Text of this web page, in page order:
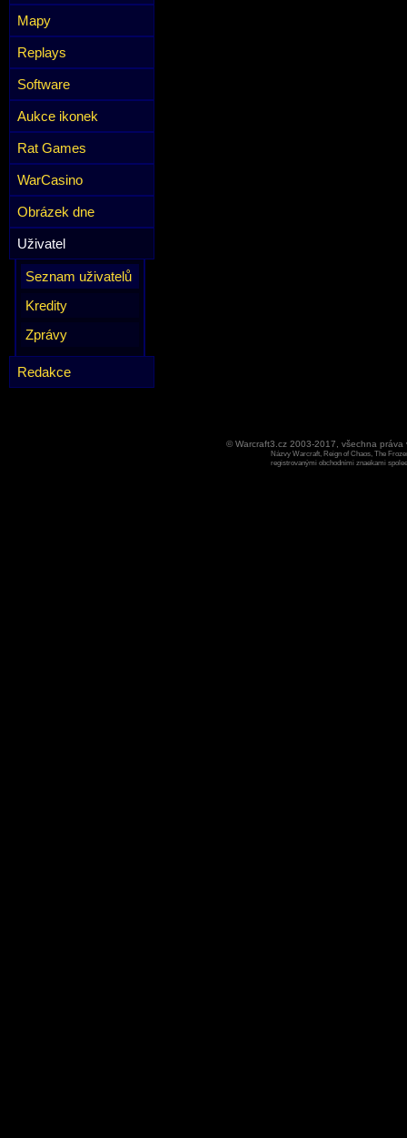
Mapy
Replays
Software
Aukce ikonek
Rat Games
WarCasino
Obrázek dne
Uživatel
Seznam uživatelů
Kredity
Zprávy
Redakce
© Warcraft3.cz 2003-2017, všechna
Názvy Warcraft, Reign of Chaos, The
registrovanými obchodními znaekami